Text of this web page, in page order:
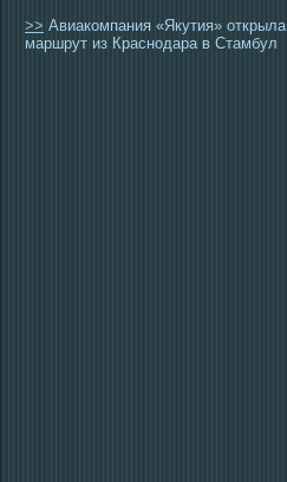
>> Авиакомпания «Якутия» открыла
маршрут из Краснодара в Стамбул